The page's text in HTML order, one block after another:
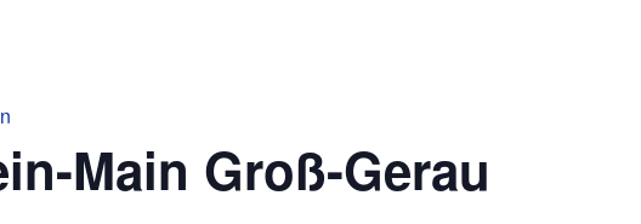
Main Groß-Gerau